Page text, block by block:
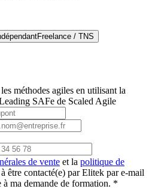
Freelance / TNS
méthodes agiles en utilisant la
SAFe de Scaled Agile
de vente et la politique de
être contacté(e) par Elitek par e-mail
ma demande de formation. *